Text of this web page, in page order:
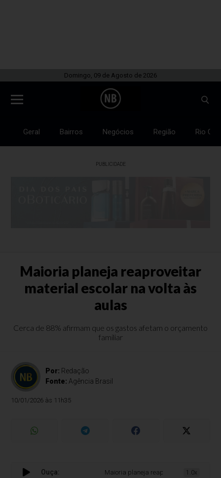
Domingo, 09 de Agosto de 2026
Geral Bairros Negócios Região Rio
PUBLICIDADE
Maioria planeja reaproveitar
material escolar na volta às
aulas
Cerca de 88% afirmam que os gastos afetam o orçamento
familiar
Por: Redação
Fonte: Agência Brasil
10/01/2026 às 11h35
Ouça: Maioria planeja reaproveitar material
1.0x